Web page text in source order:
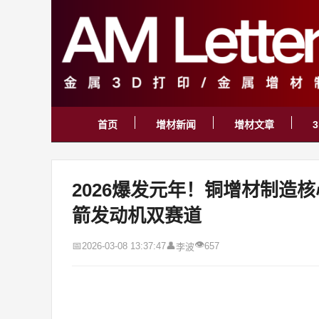
首页 增材新闻 增材文章
2026爆发元年！铜增材制造
箭发动机双赛道
📅2026-03-08 13:37:47👤李波👁657